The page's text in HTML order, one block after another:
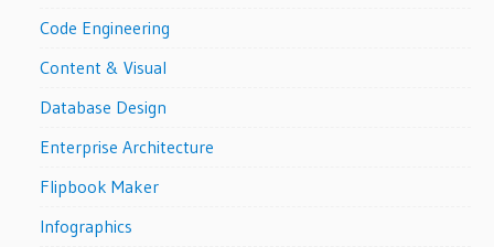
Code Engineering
Content & Visual
Database Design
Enterprise Architecture
Flipbook Maker
Infographics